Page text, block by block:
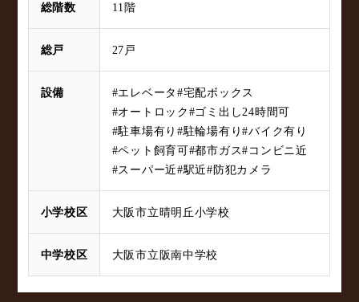
総階数 11階
総戸 27戸
設備 #エレベータ#宅配ボックス
#オートロック#ゴミ出し24時間可
#駐車場有り#駐輪場有り#バイク有り
#ペット飼育可#都市ガス#コンビニ近
#スーパー近#駅近#防犯カメラ
小学校区 大阪市立晴明丘小学校
中学校区 大阪市立阪南中学校